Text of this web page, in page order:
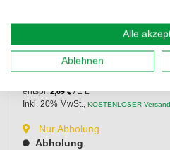
13,45 €
entspr.2,69 €/ 1 L
Inkl. 20% MwSt., KOSTENLOSER
Nur Abholung
Abholung
Alle
Ablehnen